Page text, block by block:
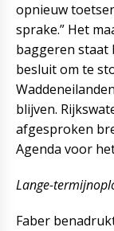
opnieuw
sprake.” Het
baggeren staat
besluit om te
blijven.
afgesproken
Agenda voor
Lange-
Faber